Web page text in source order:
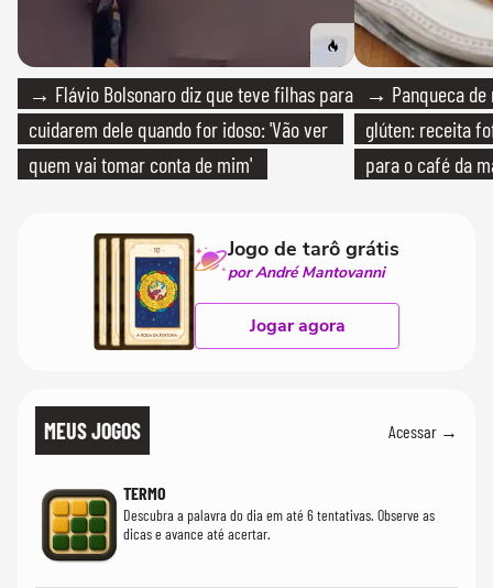
→ Flávio Bolsonaro diz que teve filhas para
cuidarem dele quando for idoso: 'Vão ver
quem vai tomar conta de mim'
→ Panqueca de
glúten: receita
para o café da
Jogo de tarô grátis
por André Mantovanni
Jogar agora
MEUS JOGOS Acessar →
TERMO
Descubra a palavra do dia em até 6 tentativas. Observe as
dicas e avance até acertar.